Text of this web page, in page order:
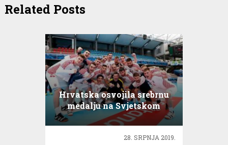
Related Posts
Hrvatska osvojila srebrnu
medalju na Svjetskom
prvenstvu
28. SRPNJA 2019.